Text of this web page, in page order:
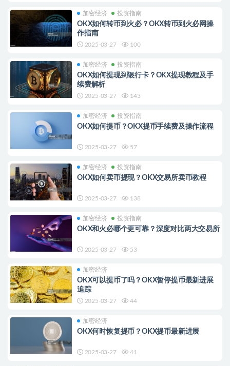
加密经济 投资指南
OKX如何转币到火必？OKX转币到火必网操
作指南
2025-03-27 100
加密经济 投资指南
OKX如何提现到银行卡？OKX提现教程及手
续费解析
2025-03-27 143
加密经济 投资指南
OKX如何提币？OKX提币手续费及操作流程
2025-03-27 57
加密经济 投资指南
OKX如何卖币提现？OKX交易所卖币教程
2025-03-27 138
加密经济 投资指南
OKX和火必哪个更可靠？深度对比两大交易所
2025-03-27 53
加密经济
OKX可以提币了吗？OKX暂停提币最新进展
追踪
2025-03-27 44
加密经济
OKX何时恢复提币？OKX提币最新进展
2025-03-27 41